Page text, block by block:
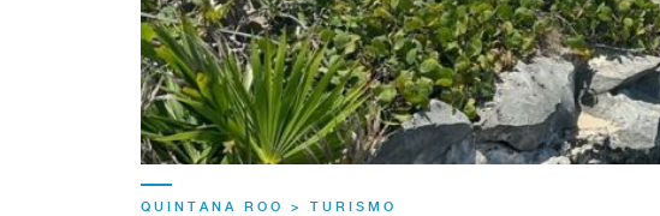
QUINTANA ROO > TURISMO